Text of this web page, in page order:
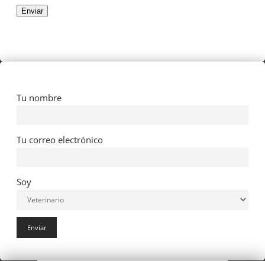
Enviar
Tu nombre
Tu correo electrónico
Soy